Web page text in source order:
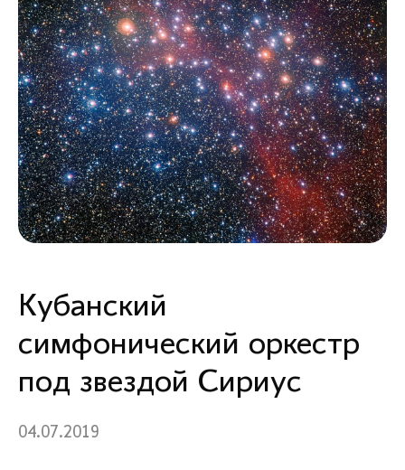
Кубанский
симфонический оркестр
под звездой Сириус
04.07.2019